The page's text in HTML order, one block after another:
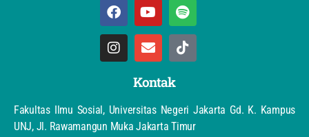
Kontak
Fakultas Ilmu Sosial, Universitas Negeri Jakarta Gd. K. Kampus
UNJ, Jl. Rawamangun Muka Jakarta Timur